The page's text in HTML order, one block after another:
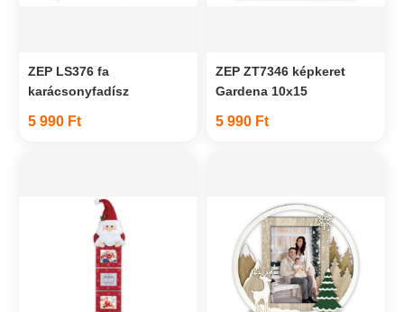
ZEP LS376 fa
karácsonyfadísz
5 990 Ft
ZEP ZT7346 képkeret
Gardena 10x15
5 990 Ft